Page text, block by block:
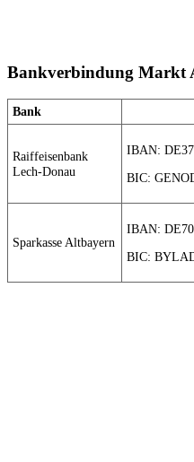
Bankverbindung Markt
Bank
Raiffeisenbank
Lech-Donau
IBAN: DE37
BIC:
Sparkasse Altbayern
IBAN: DE70
BIC: